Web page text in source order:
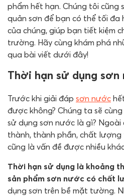
phẩm hết hạn. Chúng tôi cũng
quản sơn để bạn có thể tối đa
của chúng, giúp bạn tiết kiệm
trường. Hãy cùng khám phá
qua bài viết dưới đây!
Thời hạn sử dụng
Trước khi giải đáp sơn nước
được không? Chúng ta sẽ
sử dụng sơn nước là gì? Ngoài
thành, thành phần, chất lượng
cũng là vấn đề được nhiều
Thời hạn sử dụng là khoảng
sản phẩm sơn nước có chất
dụng sơn trên bề mặt tường.